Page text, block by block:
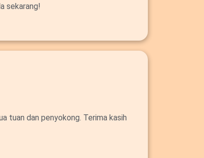
sekarang!
tuan dan penyokong. Terima kasih